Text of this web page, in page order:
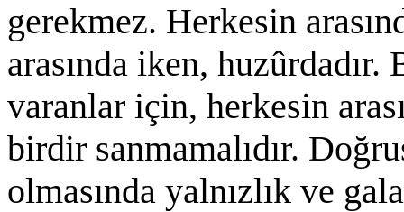
gerekmez. Herkesin
arasında iken, huzûrdadır.
varanlar için, herkesin
birdir sanmamalıdır.
olmasında yalnızlık ve